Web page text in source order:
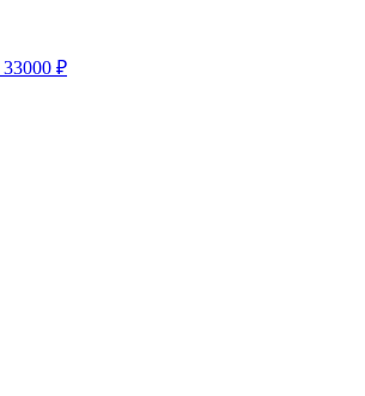
33000 ₽